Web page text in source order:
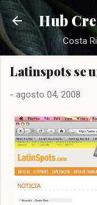
Hub
Costa
Latinspots se
- agosto 04, 2008